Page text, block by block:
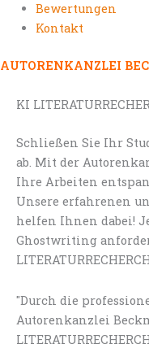
Bewertungen
Kontakt
AUTORENKANZLEI
KI
Schließen Sie Ihr
ab. Mit der
Ihre Arbeiten
Unsere erfahrenen
helfen Ihnen dabei!
Ghostwriting
"Durch die
Autorenkanzlei